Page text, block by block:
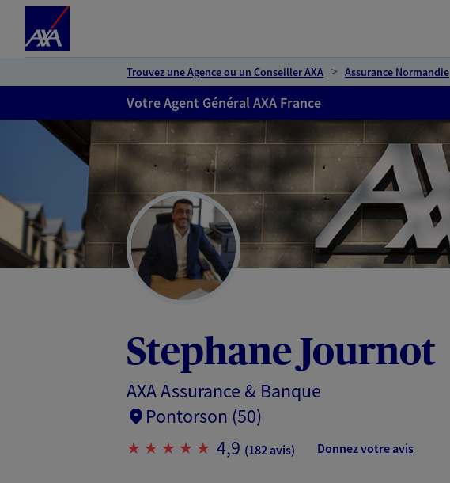
Trouvez une Agence ou un Conseiller AXA Assurance Normandie
Votre Agent Général AXA France
Stephane Journot
AXA Assurance & Banque
Pontorson (50)
4,9 (182 avis) Donnez votre avis